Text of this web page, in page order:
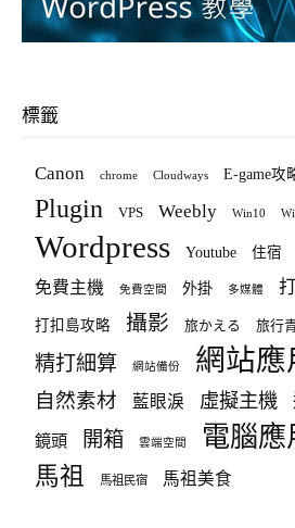
標籤
Canon chrome Cloudways E-game攻
Plugin VPS Weebly Win10
Wordpress Youtube 住宿
免費主機 免費空間 外掛 多媒體
打扣島攻略 攝影 旅かえる 旅行
精打細算 網站備份 網站應
自然素材 藍眼淚 虛擬主機
鏡頭 開箱 雲端空間 電腦應
馬祖 馬祖民宿 馬祖美食